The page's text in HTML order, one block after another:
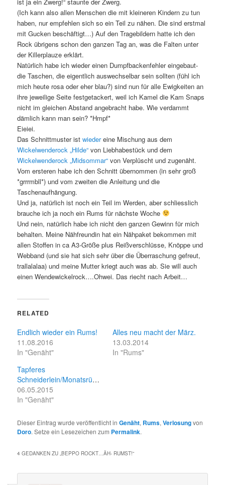
(Ich kann also allen Menschen die mit kleineren Kindern zu tun
haben, nur empfehlen sich so ein Teil zu nähen. Die sind erstmal
mit Gucken beschäftigt…) Auf den Tragebildern hatte ich den
Rock übrigens schon den ganzen Tag an, was die Falten unter
der Killerplauze erklärt.
Natürlich habe ich wieder einen Dumpfbackenfehler eingebaut-
die Taschen, die eigentlich auswechselbar sein sollten (fühl ich
mich heute rosa oder eher blau?) sind nun für alle Ewigkeiten an
ihre jeweilige Seite festgetackert, weil ich Kamel die Kam Snaps
nicht im gleichen Abstand angebracht habe. Wie verdammt
dämlich kann man sein? *Hmpf*
Eieiei.
Das Schnittmuster istwiedereine Mischung aus dem
Wickelwenderock „Hilde“ von Liebhabestück und dem
Wickelwenderock „Midsommar“ von Verplüscht und zugenäht.
Vom ersteren habe ich den Schnitt übernommen (in sehr groß
*grrrmbll*) und vom zweiten die Anleitung und die
Taschenaufhängung.
Und ja, natürlich ist noch ein Teil im Werden, aber schliesslich
brauche ich ja noch ein Rums für nächste Woche
Und nein, natürlich habe ich nicht den ganzen Gewinn für mich
behalten. Meine Nähfreundin hat ein Nähpaket bekommen mit
allen Stoffen in ca A3-Größe plus Reißverschlüsse, Knöppe und
Webband (und sie hat sich sehr über die Überraschung gefreut,
trallalalaa) und meine Mutter kriegt auch was ab. Sie will auch
einen Wendewickelrock….Ohwei. Das riecht nach Arbeit…
RELATED
Endlich wieder ein Rums!
11.08.2016
In "Genäht"
Alles neu macht der März.
13.03.2014
In "Rums"
Tapferes
Schneiderlein/Monatsrückblick
06.05.2015
In "Genäht"
Dieser Eintrag wurde veröffentlicht inGenäht, Rums,Verlosungvon
Doro. Setze ein Lesezeichen zum Permalink.
4 GEDANKEN ZU „BEPPO ROCKT…ÄH- RUMST!“